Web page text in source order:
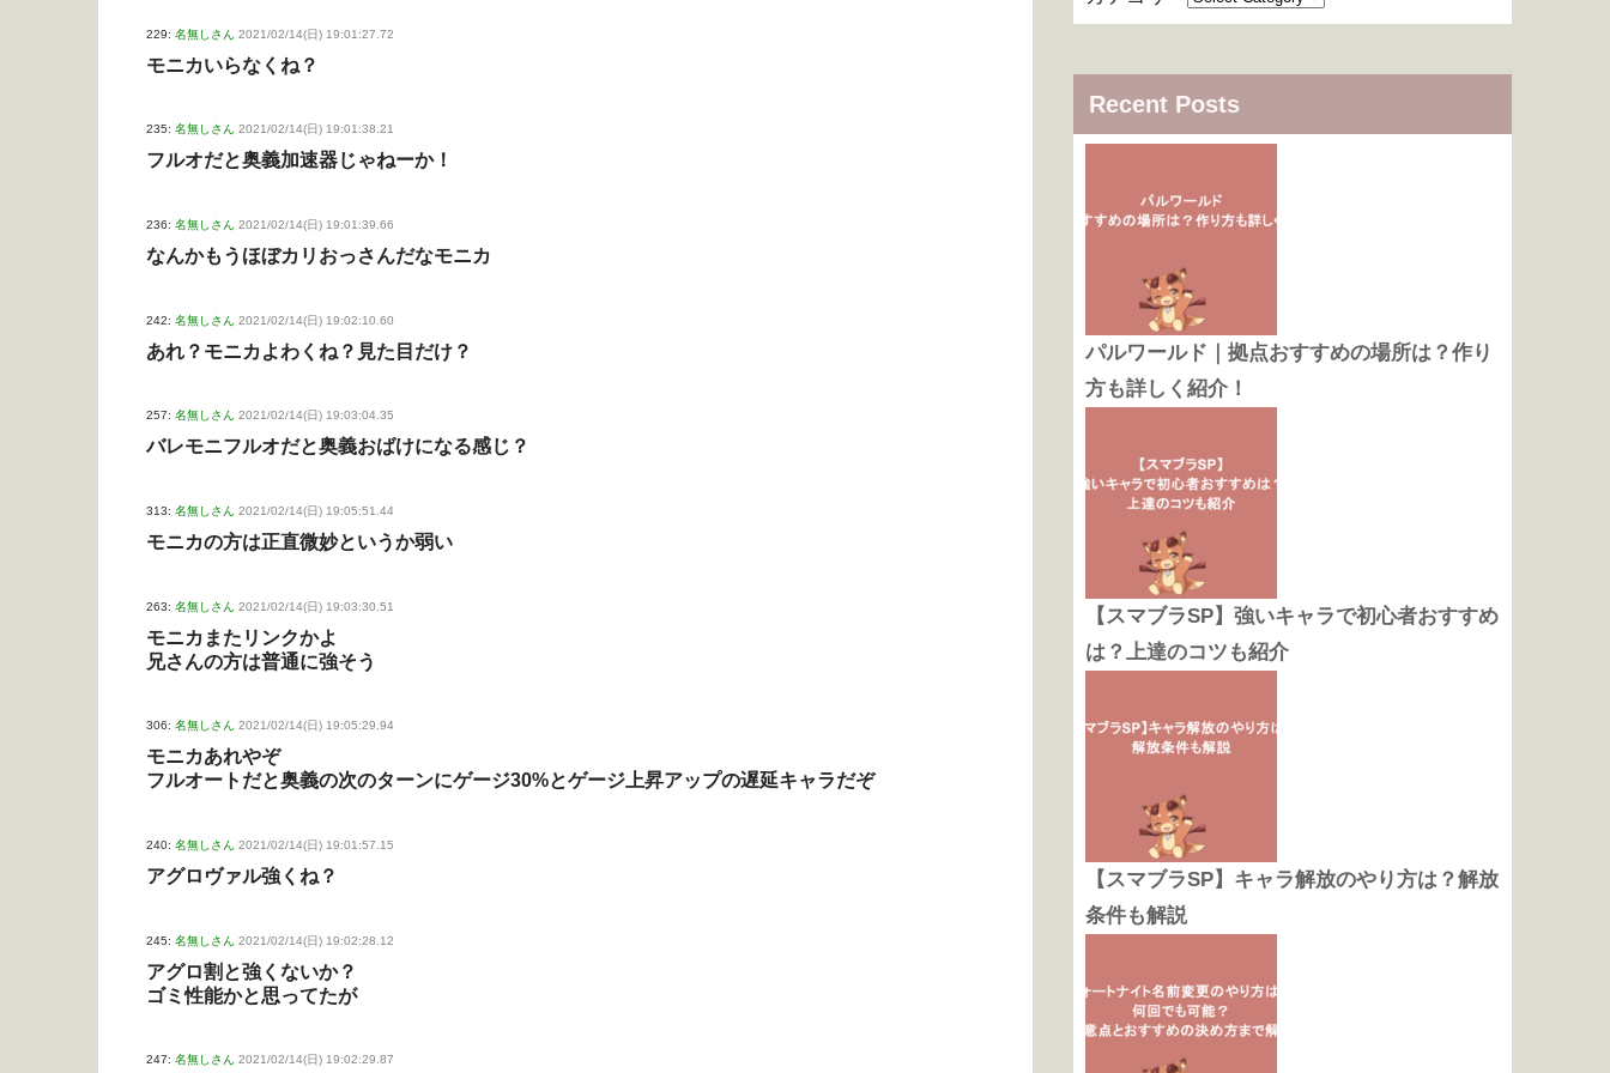
229: 名無しさん 2021/02/14(日) 19:01:27.72
モニカいらなくね？
235: 名無しさん 2021/02/14(日) 19:01:38.21
フルオだと奥義加速器じゃねーか！
236: 名無しさん 2021/02/14(日) 19:01:39.66
なんかもうほぼカリおっさんだなモニカ
242: 名無しさん 2021/02/14(日) 19:02:10.60
あれ？モニカよわくね？見た目だけ？
257: 名無しさん 2021/02/14(日) 19:03:04.35
バレモニフルオだと奥義おばけになる感じ？
313: 名無しさん 2021/02/14(日) 19:05:51.44
モニカの方は正直微妙というか弱い
263: 名無しさん 2021/02/14(日) 19:03:30.51
モニカまたリンクかよ
兄さんの方は普通に強そう
306: 名無しさん 2021/02/14(日) 19:05:29.94
モニカあれやぞ
フルオートだと奥義の次のターンにゲージ30%とゲージ上昇アップの遅延キャラだぞ
240: 名無しさん 2021/02/14(日) 19:01:57.15
アグロヴァル強くね？
245: 名無しさん 2021/02/14(日) 19:02:28.12
アグロ割と強くないか？
ゴミ性能かと思ってたが
247: 名無しさん 2021/02/14(日) 19:02:29.87
Recent Posts
パルワールド｜拠点おすすめの場所は？作り
方も詳しく紹介！
【スマブラSP】強いキャラで初心者おすすめ
は？上達のコツも紹介
【スマブラSP】キャラ解放のやり方は？解放
条件も解説